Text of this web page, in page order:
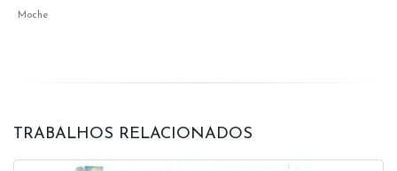
Moche
TRABALHOS RELACIONADOS